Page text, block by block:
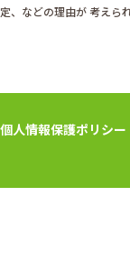
定、などの理由が 考えら
個人情報保護ポリシー